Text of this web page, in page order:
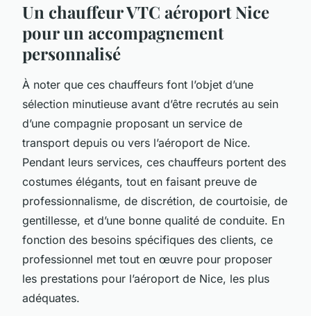
Un chauffeur VTC aéroport Nice
pour un accompagnement
personnalisé
À noter que ces chauffeurs font l’objet d’une
sélection minutieuse avant d’être recrutés au sein
d’une compagnie proposant un service de
transport depuis ou vers l’aéroport de Nice.
Pendant leurs services, ces chauffeurs portent des
costumes élégants, tout en faisant preuve de
professionnalisme, de discrétion, de courtoisie, de
gentillesse, et d’une bonne qualité de conduite. En
fonction des besoins spécifiques des clients, ce
professionnel met tout en œuvre pour proposer
les prestations pour l’aéroport de Nice, les plus
adéquates.